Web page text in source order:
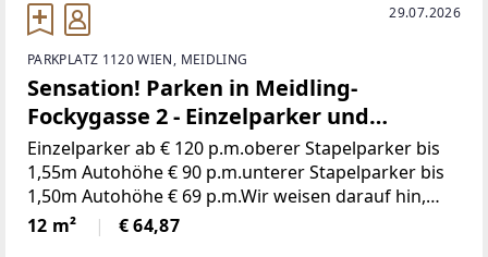
29.07.2026
PARKPLATZ 1120 WIEN, MEIDLING
Sensation! Parken in Meidling-
Fockygasse 2 - Einzelparker und
Stapelparkplatz
Einzelparker ab € 120 p.m.oberer Stapelparker bis
1,55m Autohöhe € 90 p.m.unterer Stapelparker bis
1,50m Autohöhe € 69 p.m.Wir weisen darauf hin,
dass zwischen dem Vermittler und dem zu
vermittelnden Dritten ein familiäres oder
12 m² € 64,87